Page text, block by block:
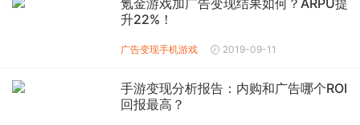
氪金游戏加广告变现结果如何？ARPU提
升22%！
广告变现手机游戏 2019-09-11
手游变现分析报告：内购和广告哪个ROI
回报最高？